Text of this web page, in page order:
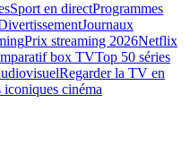
Sport en directProgrammes
Journaux
Prix streaming 2026Netflix
box TVTop 50 séries
Regarder la TV en
iconiques cinéma